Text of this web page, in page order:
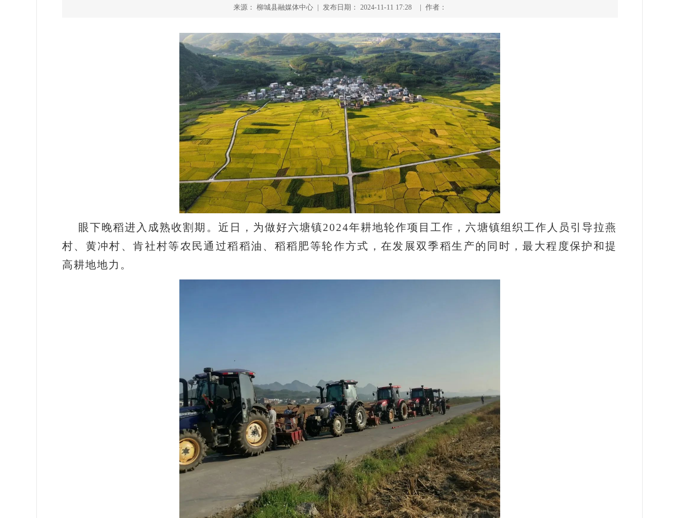
来源： 柳城县融媒体中心 | 发布日期： 2024-11-11 17:28 | 作者：
眼下晚稻进入成熟收割期。近日，为做好六塘镇2024年耕地轮作项目工作，六塘镇组织工作人员引导拉燕
村、黄冲村、肯社村等农民通过稻稻油、稻稻肥等轮作方式，在发展双季稻生产的同时，最大程度保护和提
高耕地地力。